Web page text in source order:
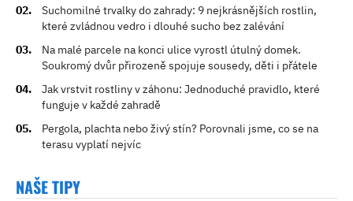
Suchomilné trvalky do zahrady: 9 nejkrásnějších rostlin,
které zvládnou vedro i dlouhé sucho bez zalévání
Na malé parcele na konci ulice vyrostl útulný domek.
Soukromý dvůr přirozeně spojuje sousedy, děti i přátele
Jak vrstvit rostliny v záhonu: Jednoduché pravidlo, které
funguje v každé zahradě
Pergola, plachta nebo živý stín? Porovnali jsme, co se na
terasu vyplatí nejvíc
NAŠE TIPY